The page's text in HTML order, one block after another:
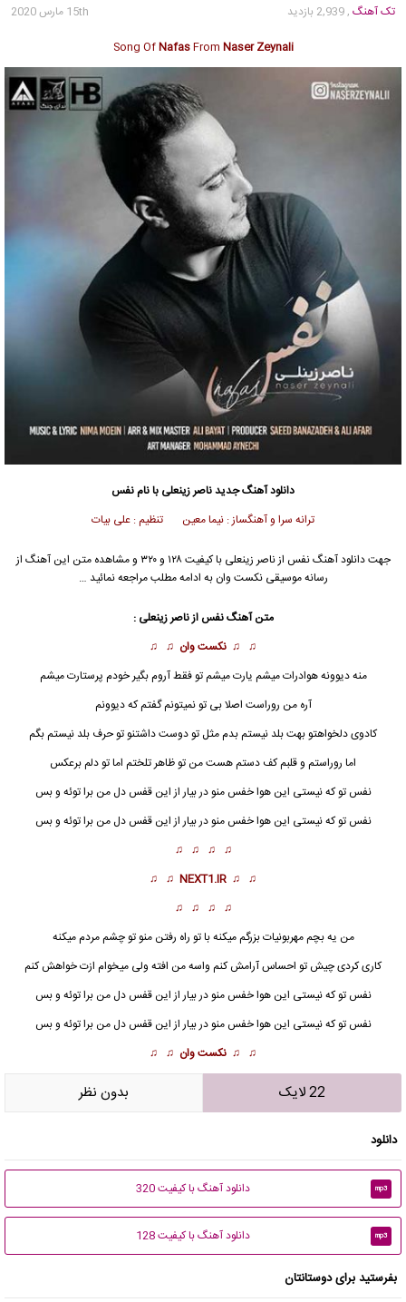
تک آهنگ , 2,939 بازدید
15th مارس 2020
Song OfNafasFrom Naser Zeynali
دانلود آهنگ جدیدناصر زینعلی با نام نفس
ترانه سرا و آهنگساز : نیما معین تنظیم : علی بیات
جهت دانلود آهنگ نفس از ناصر زینعلی با کیفیت ۱۲۸ و ۳۲۰ و مشاهده متن این آهنگ از
رسانه موسیقی نکست وان به ادامه مطلب مراجعه نمائید …
متن آهنگ نفس از ناصر زینعلی :
♫ ♫ نکست وان ♫ ♫
منه دیوونه هوادرات میشم یارت میشم تو فقط آروم بگیر خودم پرستارت میشم
آره من روراست اصلا بی تو نمیتونم گفتم که دیوونم
کادوی دلخواهتو بهت بلد نیستم بدم مثل تو دوست داشتنو تو حرف بلد نیستم بگم
اما روراستم و قلبم کف دستم هست من تو ظاهر تلختم اما تو دلم برعکس
نفس تو که نیستی این هوا خفس منو در بیار از این قفس دل من برا توئه و بس
نفس تو که نیستی این هوا خفس منو در بیار از این قفس دل من برا توئه و بس
♫ ♫ ♫ ♫
♫ ♫
NEXT1.IR
♫ ♫
♫ ♫ ♫ ♫
من یه بچم مهربونیات بزرگم میکنه با تو راه رفتن منو تو چشم مردم میکنه
کاری کردی چیش تو احساس آرامش کنم واسه من افته ولی میخوام ازت خواهش کنم
نفس تو که نیستی این هوا خفس منو در بیار از این قفس دل من برا توئه و بس
نفس تو که نیستی این هوا خفس منو در بیار از این قفس دل من برا توئه و بس
♫ ♫ نکست وان ♫ ♫
22 لایک بدون نظر
دانلود
mp3 دانلود آهنگ با کیفیت 320
mp3 دانلود آهنگ با کیفیت 128
بفرستید برای دوستانتان